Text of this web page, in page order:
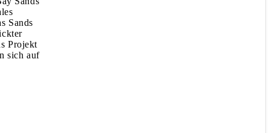
Sands
Projekt
sich auf